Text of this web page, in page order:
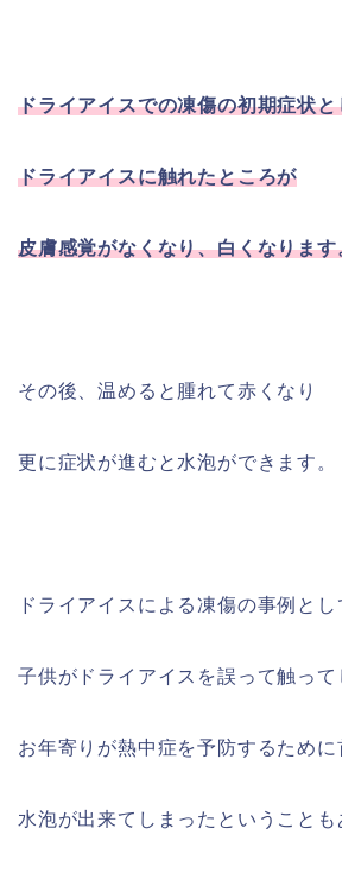
ドライアイスでの凍傷の初期症状と
ドライアイスに触れたところが
皮膚感覚がなくなり、白くなります
その後、温めると腫れて赤くなり
更に症状が進むと水泡ができます。
ドライアイスによる凍傷の事例とし
子供がドライアイスを誤って触って
お年寄りが熱中症を予防するために
水泡が出来てしまったということも